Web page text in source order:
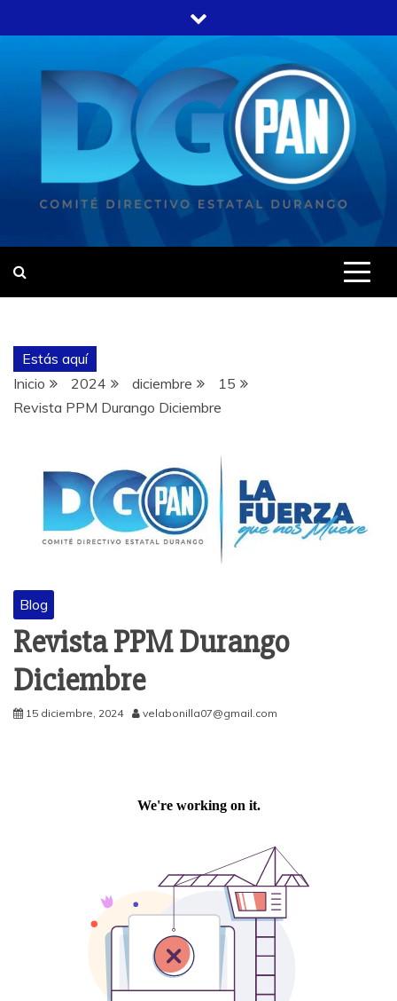
Estás aquí
Inicio
2024 diciembre
15
Revista PPM Durango Diciembre
Blog
Revista PPM Durango
Diciembre
15 diciembre, 2024 velabonilla07@gmail.com